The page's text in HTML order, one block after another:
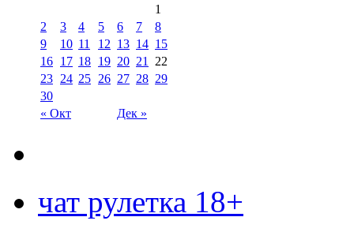
« Окт Дек »
1
2
3 4 5 6 7
8
9
10 11 12 13 14 15
16 17 18 19 20 21 22
23 24 25 26 27 28 29
30
чат рулетка 18+